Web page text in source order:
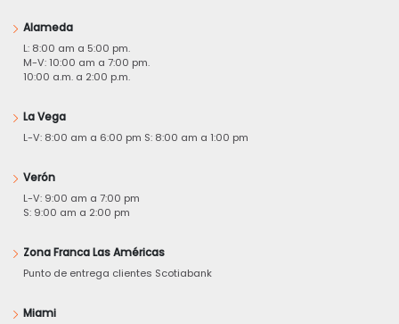
Alameda
L: 8:00 am a 5:00 pm.
M-V: 10:00 am a 7:00 pm.
10:00 a.m. a 2:00 p.m.
La Vega
L-V: 8:00 am a 6:00 pm S: 8:00 am a 1:00 pm
Verón
L-V: 9:00 am a 7:00 pm
S: 9:00 am a 2:00 pm
Zona Franca Las Américas
Punto de entrega clientes Scotiabank
Miami